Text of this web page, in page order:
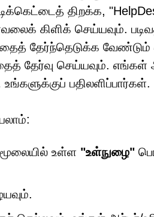
திறக்க,
கிளிக் செய்யவும்.
தேர்ந்தெடுக்க வேண்டும்
தேர்வு செய்யவும். எங்கள்
பதிலளிப்பார்கள்.
உள்ள "உள்நுழை"